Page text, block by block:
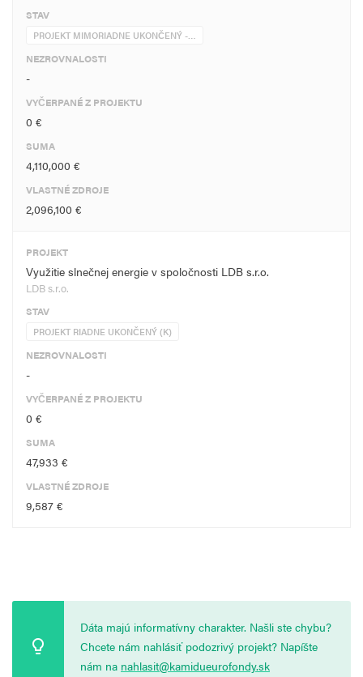
STAV
PROJEKT MIMORIADNE UKONČENÝ -…
NEZROVNALOSTI
-
VYČERPANÉ Z PROJEKTU
0 €
SUMA
4,110,000 €
VLASTNÉ ZDROJE
2,096,100 €
PROJEKT
Využitie slnečnej energie v spoločnosti LDB s.r.o.
LDB s.r.o.
STAV
PROJEKT RIADNE UKONČENÝ (K)
NEZROVNALOSTI
-
VYČERPANÉ Z PROJEKTU
0 €
SUMA
47,933 €
VLASTNÉ ZDROJE
9,587 €
Dáta majú informatívny charakter. Našli ste chybu?
Chcete nám nahlásiť podozrivý projekt? Napíšte
nám na nahlasit@kamidueurofondy.sk